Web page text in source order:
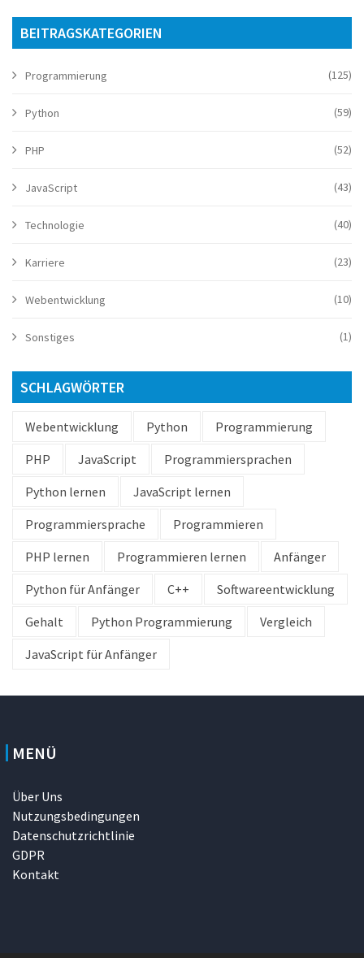
BEITRAGSKATEGORIEN
Programmierung (125)
Python (59)
PHP (52)
JavaScript (43)
Technologie (40)
Karriere (23)
Webentwicklung (10)
Sonstiges (1)
SCHLAGWÖRTER
Webentwicklung Python
Programmierung
PHP
JavaScript
Programmiersprachen
Python lernen
JavaScript lernen
Programmiersprache
Programmieren
PHP lernen
Programmieren lernen
Anfänger
Python für Anfänger
C++
Softwareentwicklung
Gehalt
Python Programmierung
Vergleich
JavaScript für Anfänger
MENÜ
Über Uns
Nutzungsbedingungen
Datenschutzrichtlinie
GDPR
Kontakt